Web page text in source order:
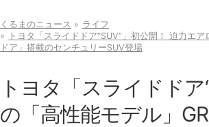
くるまのニュース
ライフ
トヨタ「スライドドア“SUV”」初公開！ 迫力エ
ドア」搭載のセンチュリーSUV登場
トヨタ「スライドド
の「高性能モデル」